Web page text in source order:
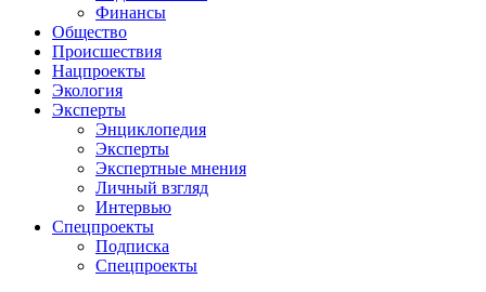
Финансы
Общество
Происшествия
Нацпроекты
Экология
Эксперты
Энциклопедия
Эксперты
Экспертные мнения
Личный взгляд
Интервью
Спецпроекты
Подписка
Спецпроекты